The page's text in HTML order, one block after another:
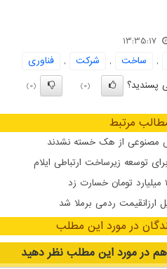
13:35:17
, ساخت , شركت ,
فناوری
پسندید؟
(0)
(0)
مرتبط
مصنوعی از هک خسته نشدند
توسعه زیرساخت ارتباطی ایلام
ارزانقیمت ردمی برملا شد
در مورد این مطلب
در مورد این مطلب نظر دهید